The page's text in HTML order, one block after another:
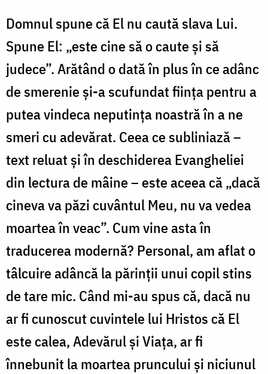
Domnul spune că El nu caută slava Lui.
Spune El: „este cine să o caute și să
judece”. Arătând o dată în plus în ce adânc
de smerenie și-a scufundat ființa pentru a
putea vindeca neputința noastră în a ne
smeri cu adevărat. Ceea ce subliniază –
text reluat și în deschiderea Evangheliei
din lectura de mâine – este aceea că „dacă
cineva va păzi cuvântul Meu, nu va vedea
moartea în veac”. Cum vine asta în
traducerea modernă? Personal, am aflat o
tâlcuire adâncă la părinții unui copil stins
de tare mic. Când mi-au spus că, dacă nu
ar fi cunoscut cuvintele lui Hristos că El
este calea, Adevărul și Viața, ar fi
înnebunit la moartea pruncului și niciunul